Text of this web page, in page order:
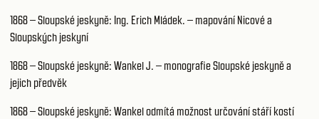
1868 – Sloupské jeskyně: Ing. Erich Mládek. – mapování Nicové a
Sloupských jeskyní
1868 – Sloupské jeskyně: Wankel J. – monografie Sloupské jeskyně a
jejich předvěk
1868 – Sloupské jeskyně: Wankel odmítá možnost určování stáří kostí